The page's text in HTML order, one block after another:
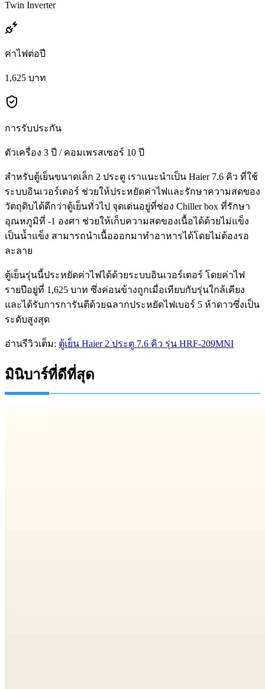
Twin Inverter
ค่าไฟต่อปี
1,625 บาท
การรับประกัน
ตัวเครื่อง 3 ปี / คอมเพรสเซอร์ 10 ปี
สำหรับตู้เย็นขนาดเล็ก 2 ประตู เราแนะนำเป็น Haier 7.6 คิว ที่ใช้
ระบบอินเวอร์เตอร์ ช่วยให้ประหยัดค่าไฟและรักษาความสดของ
วัตถุดิบได้ดีกว่าตู้เย็นทั่วไป จุดเด่นอยู่ที่ช่อง Chiller box ที่รักษา
อุณหภูมิที่ -1 องศา ช่วยให้เก็บความสดของเนื้อได้ด้วยไม่แข็ง
เป็นน้ำแข็ง สามารถนำเนื้อออกมาทำอาหารได้โดยไม่ต้องรอ
ละลาย
ตู้เย็นรุ่นนี้ประหยัดค่าไฟได้ด้วยระบบอินเวอร์เตอร์ โดยค่าไฟ
รายปีอยู่ที่ 1,625 บาท ซึ่งค่อนข้างถูกเมื่อเทียบกับรุ่นใกล้เคียง
และได้รับการการันตีด้วยฉลากประหยัดไฟเบอร์ 5 ห้าดาวซึ่งเป็น
ระดับสูงสุด
อ่านรีวิวเต็ม: ตู้เย็น Haier 2 ประตู 7.6 คิว รุ่น HRF-209MNI
มินิบาร์ที่ดีที่สุด